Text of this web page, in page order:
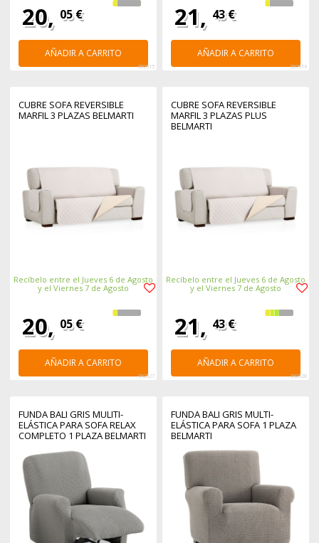
20, 05 €
AÑADIR A CARRITO
380915
21, 43 €
AÑADIR A CARRITO
380916
CUBRE SOFA REVERSIBLE
MARFIL 3 PLAZAS BELMARTI
Recíbelo entre el Jueves 6 de Agosto
y el Viernes 7 de Agosto
20, 05 €
AÑADIR A CARRITO
380927
CUBRE SOFA REVERSIBLE
MARFIL 3 PLAZAS PLUS
BELMARTI
Recíbelo entre el Jueves 6 de Agosto
y el Viernes 7 de Agosto
21, 43 €
AÑADIR A CARRITO
380928
FUNDA BALI GRIS MULITI-
ELÁSTICA PARA SOFA RELAX
COMPLETO 1 PLAZA BELMARTI
FUNDA BALI GRIS MULTI-
ELÁSTICA PARA SOFA 1 PLAZA
BELMARTI